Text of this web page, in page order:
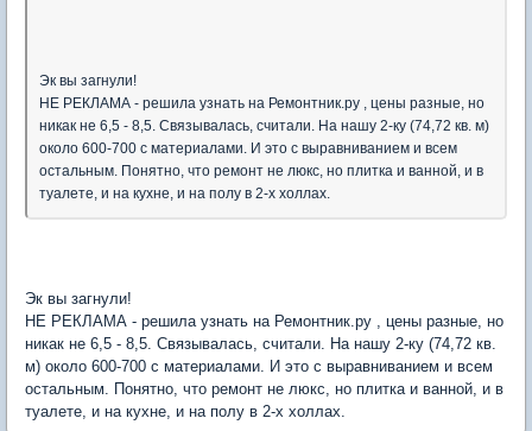
Эк вы загнули!
НЕ РЕКЛАМА - решила узнать на Ремонтник.ру , цены разные, но
никак не 6,5 - 8,5. Связывалась, считали. На нашу 2-ку (74,72 кв. м)
около 600-700 с материалами. И это с выравниванием и всем
остальным. Понятно, что ремонт не люкс, но плитка и ванной, и в
туалете, и на кухне, и на полу в 2-х холлах.
Эк вы загнули!
НЕ РЕКЛАМА - решила узнать на Ремонтник.ру , цены разные, но
никак не 6,5 - 8,5. Связывалась, считали. На нашу 2-ку (74,72 кв.
м) около 600-700 с материалами. И это с выравниванием и всем
остальным. Понятно, что ремонт не люкс, но плитка и ванной, и в
туалете, и на кухне, и на полу в 2-х холлах.